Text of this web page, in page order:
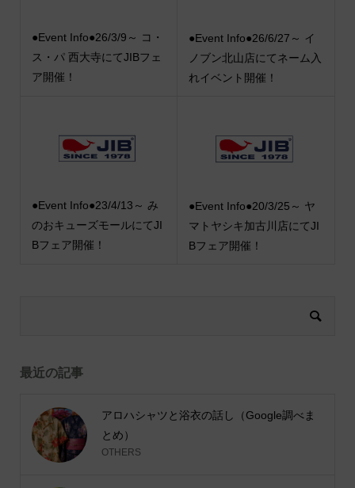
●Event Info●26/3/9～ コ・
ス・パ 西大寺にてJIBフェ
ア開催！
●Event Info●26/6/27～ イ
ノブン北山店にてネーム入
れイベント開催！
●Event Info●23/4/13～ み
のおキューズモールにてJI
Bフェア開催！
●Event Info●20/3/25～ ヤ
マトヤシキ加古川店にてJI
Bフェア開催！
最近の記事
アロハシャツと浴衣の話し（Google調べま
とめ）
OTHERS